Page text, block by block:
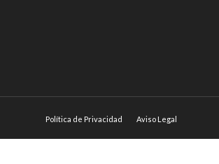
Política de Privacidad Aviso Legal